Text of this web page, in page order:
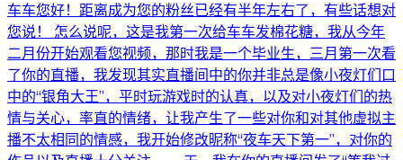
车车您好！距离成为您的粉丝已经有半年左右了，有些话想对
您说！ 怎么说呢，这是我第一次给车车发棉花糖，我从今年
二月份开始观看您视频，那时我是一个毕业生，三月第一次看
了你的直播，我发现其实直播间中的你并非总是像小夜灯们口
中的“银角大王”，平时玩游戏时的认真，以及对小夜灯们的热
情与关心，率直的情绪，让我产生了一些对你和对其他虚拟主
播不太相同的情感，我开始修改昵称“夜车天下第一”，对你的